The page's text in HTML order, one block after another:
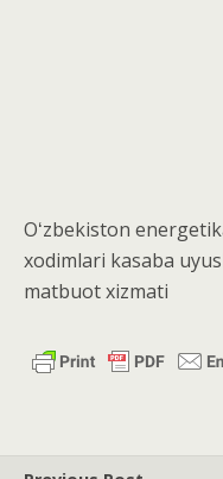
Oʻzbekiston
xodimlari kasaba
matbuot xizmati